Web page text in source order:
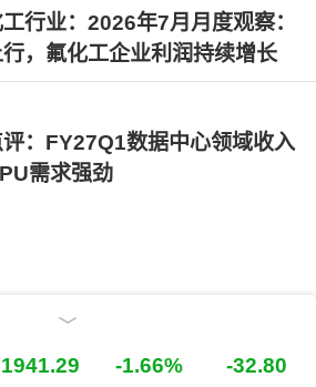
工行业：2026年7月月度观察：
，氟化工企业利润持续增长
：FY27Q1数据中心领域收入
需求强劲
1941.29 -1.66% -32.80